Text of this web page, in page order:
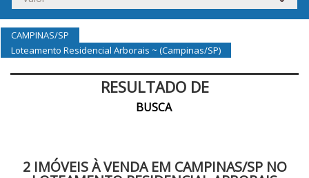
CAMPINAS/SP
Loteamento Residencial Arborais ~ (Campinas/SP)
RESULTADO DE
BUSCA
2 IMÓVEIS À VENDA EM CAMPINAS/SP NO